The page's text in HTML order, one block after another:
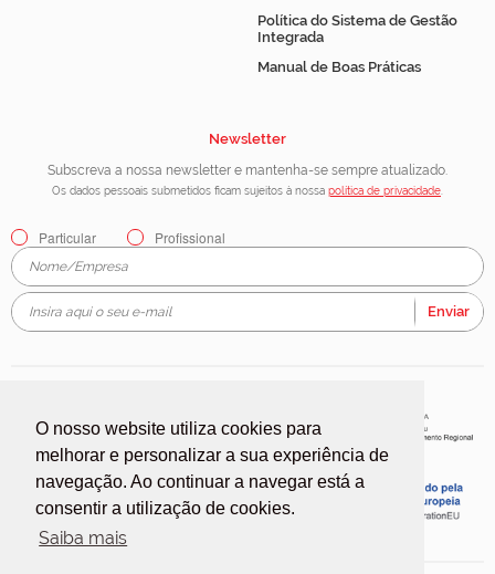
O nosso website utiliza cookies para
melhorar e personalizar a sua experiência de
navegação. Ao continuar a navegar está a
consentir a utilização de cookies.
Saiba mais
Política do Sistema de Gestão
Integrada
Manual de Boas Práticas
Newsletter
Subscreva a nossa newsletter e mantenha-se sempre atualizado.
Os dados pessoais submetidos ficam sujeitos à nossa política de privacidade
Particular Profissional
Enviar